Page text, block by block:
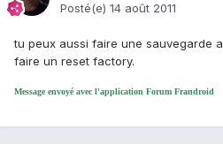
Posté(e) 14 août 2011
tu peux aussi faire une sauvegarde
faire un reset factory.
Message envoyé avec l'application Forum Frandroid